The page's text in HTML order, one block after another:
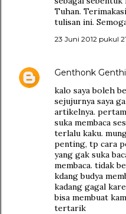
Tuhan.
tulisan ini.
23 Juni 2012 pukul
Genthonk
kalo saya boleh
sejujurnya saya
artikelnya.
suka membaca
terlalu kaku.
penting, tp cara
yang gak suka
membaca. tidak
kdang budya
kadang gagal
bisa membuat
tertarik